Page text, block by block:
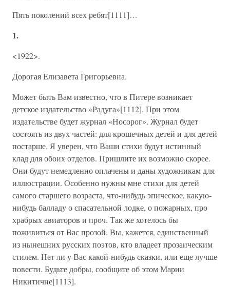
Пять поколений всех ребят[1111]…
1.
<1922>.
Дорогая Елизавета Григорьевна.
Может быть Вам известно, что в Питере возникает
детское издательство «Радуга»[1112]. При этом
издательстве будет журнал «Носорог». Журнал будет
состоять из двух частей: для крошечных детей и для детей
постарше. Я уверен, что Ваши стихи будут истинный
клад для обоих отделов. Пришлите их возможно скорее.
Они будут немедленно оплачены и даны художникам для
иллюстрации. Особенно нужны мне стихи для детей
самого старшего возраста, что-нибудь эпическое, какую-
нибудь балладу о спасательной лодке, о пожарных, про
храбрых авиаторов и проч. Так же хотелось бы
поживиться от Вас прозой. Вы, кажется, единственный
из нынешних русских поэтов, кто владеет прозаическим
стилем. Нет ли у Вас какой-нибудь сказки, или еще лучше
повести. Будьте добры, сообщите об этом Марии
Никитичне[1113].